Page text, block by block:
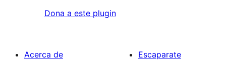
Dona a este plugin
Acerca de
Escaparate